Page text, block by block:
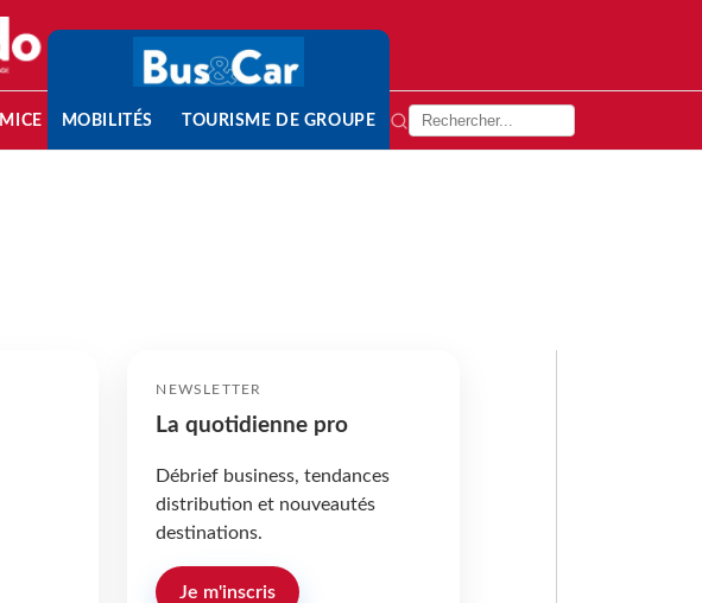
MICE MOBILITÉS TOURISME DE GROUPE
NEWSLETTER
La quotidienne pro
Débrief business, tendances
distribution et nouveautés
destinations.
Je m'inscris